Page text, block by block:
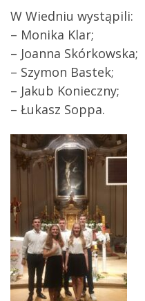
W Wiedniu wystąpili:
– Monika Klar;
– Joanna Skórkowska;
– Szymon Bastek;
– Jakub Konieczny;
– Łukasz Soppa.